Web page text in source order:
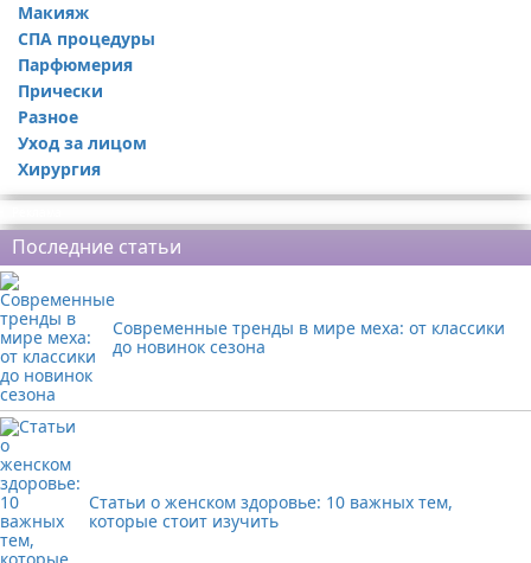
Макияж
СПА процедуры
Парфюмерия
Прически
Разное
Уход за лицом
Хирургия
Последние статьи
Современные тренды в мире меха: от классики
до новинок сезона
Статьи о женском здоровье: 10 важных тем,
которые стоит изучить